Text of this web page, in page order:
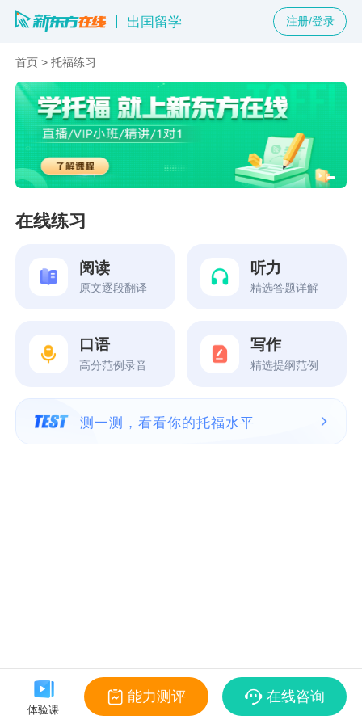
出国留学 注册/登录
首页 >托福练习
在线练习
阅读
原文逐段翻译
听力
精选答题详解
口语
高分范例录音
写作
精选提纲范例
测一测，看看你的托福水平
体验课
能力测评 在线咨询